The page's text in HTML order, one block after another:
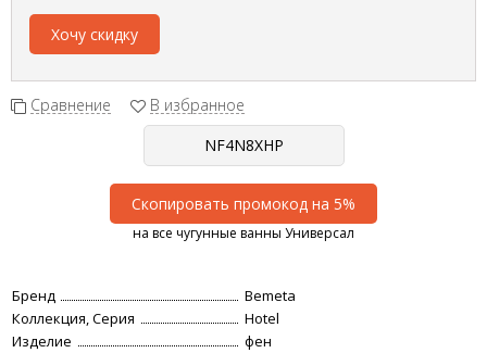
Хочу скидку
Сравнение В избранное
Скопировать промокод на 5%
на все чугунные ванны Универсал
Бренд
Bemeta
Коллекция, Серия
Hotel
Изделие
фен